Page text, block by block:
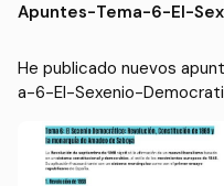
Apuntes-Tema-6-El-
He publicado nuevos
a-6-El-Sexenio-